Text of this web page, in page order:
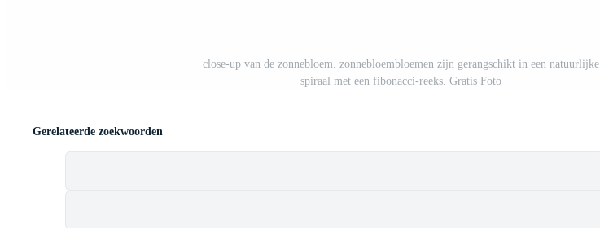
close-up van de zonnebloem. zonnebloembloemen zijn gerangschikt in een natuurlijke
spiraal met een fibonacci-reeks. Gratis Foto
Gerelateerde zoekwoorden